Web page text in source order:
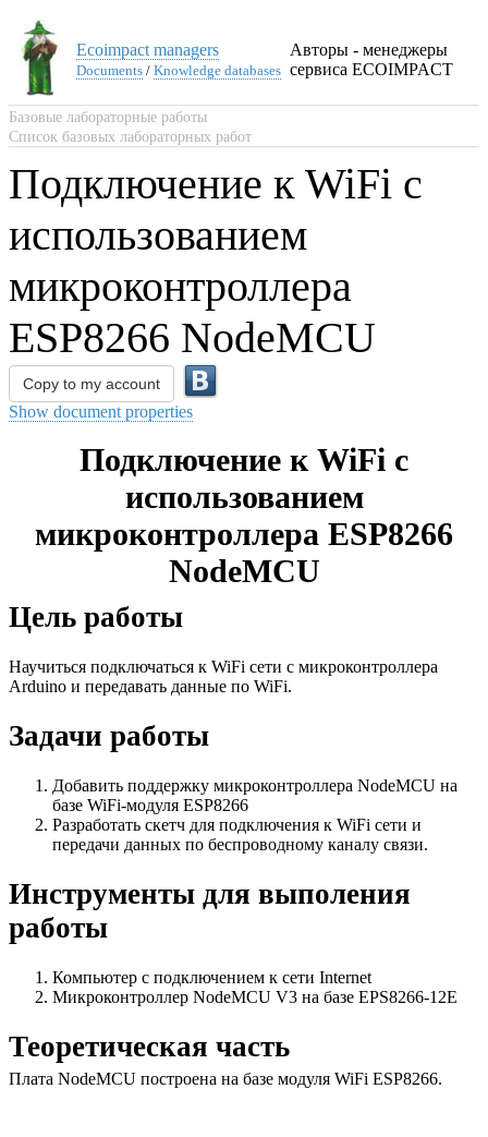
Ecoimpact managers
Documents / Knowledge databases
Авторы - менеджеры
сервиса ECOIMPACT
Базовые лабораторные работы
Список базовых лабораторных работ
Подключение к WiFi с
использованием
микроконтроллера
ESP8266 NodeMCU
Copy to my account
Show document properties
Подключение к WiFi с
использованием
микроконтроллера ESP8266
NodeMCU
Цель работы
Научиться подключаться к WiFi сети с микроконтроллера
Arduino и передавать данные по WiFi.
Задачи работы
Добавить поддержку микроконтроллера NodeMCU на
базе WiFi-модуля ESP8266
Разработать скетч для подключения к WiFi сети и
передачи данных по беспроводному каналу связи.
Инструменты для выполения
работы
Компьютер с подключением к сети Internet
Микроконтроллер NodeMCU V3 на базе EPS8266-12E
Теоретическая часть
Плата NodeMCU построена на базе модуля WiFi ESP8266.